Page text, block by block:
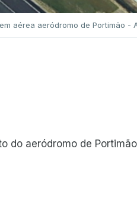
aérea aeródromo de Portimão -
do aeródromo de